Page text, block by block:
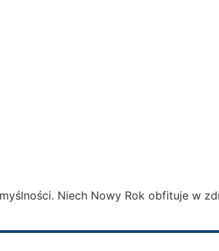
Niech Nowy Rok obfituje w